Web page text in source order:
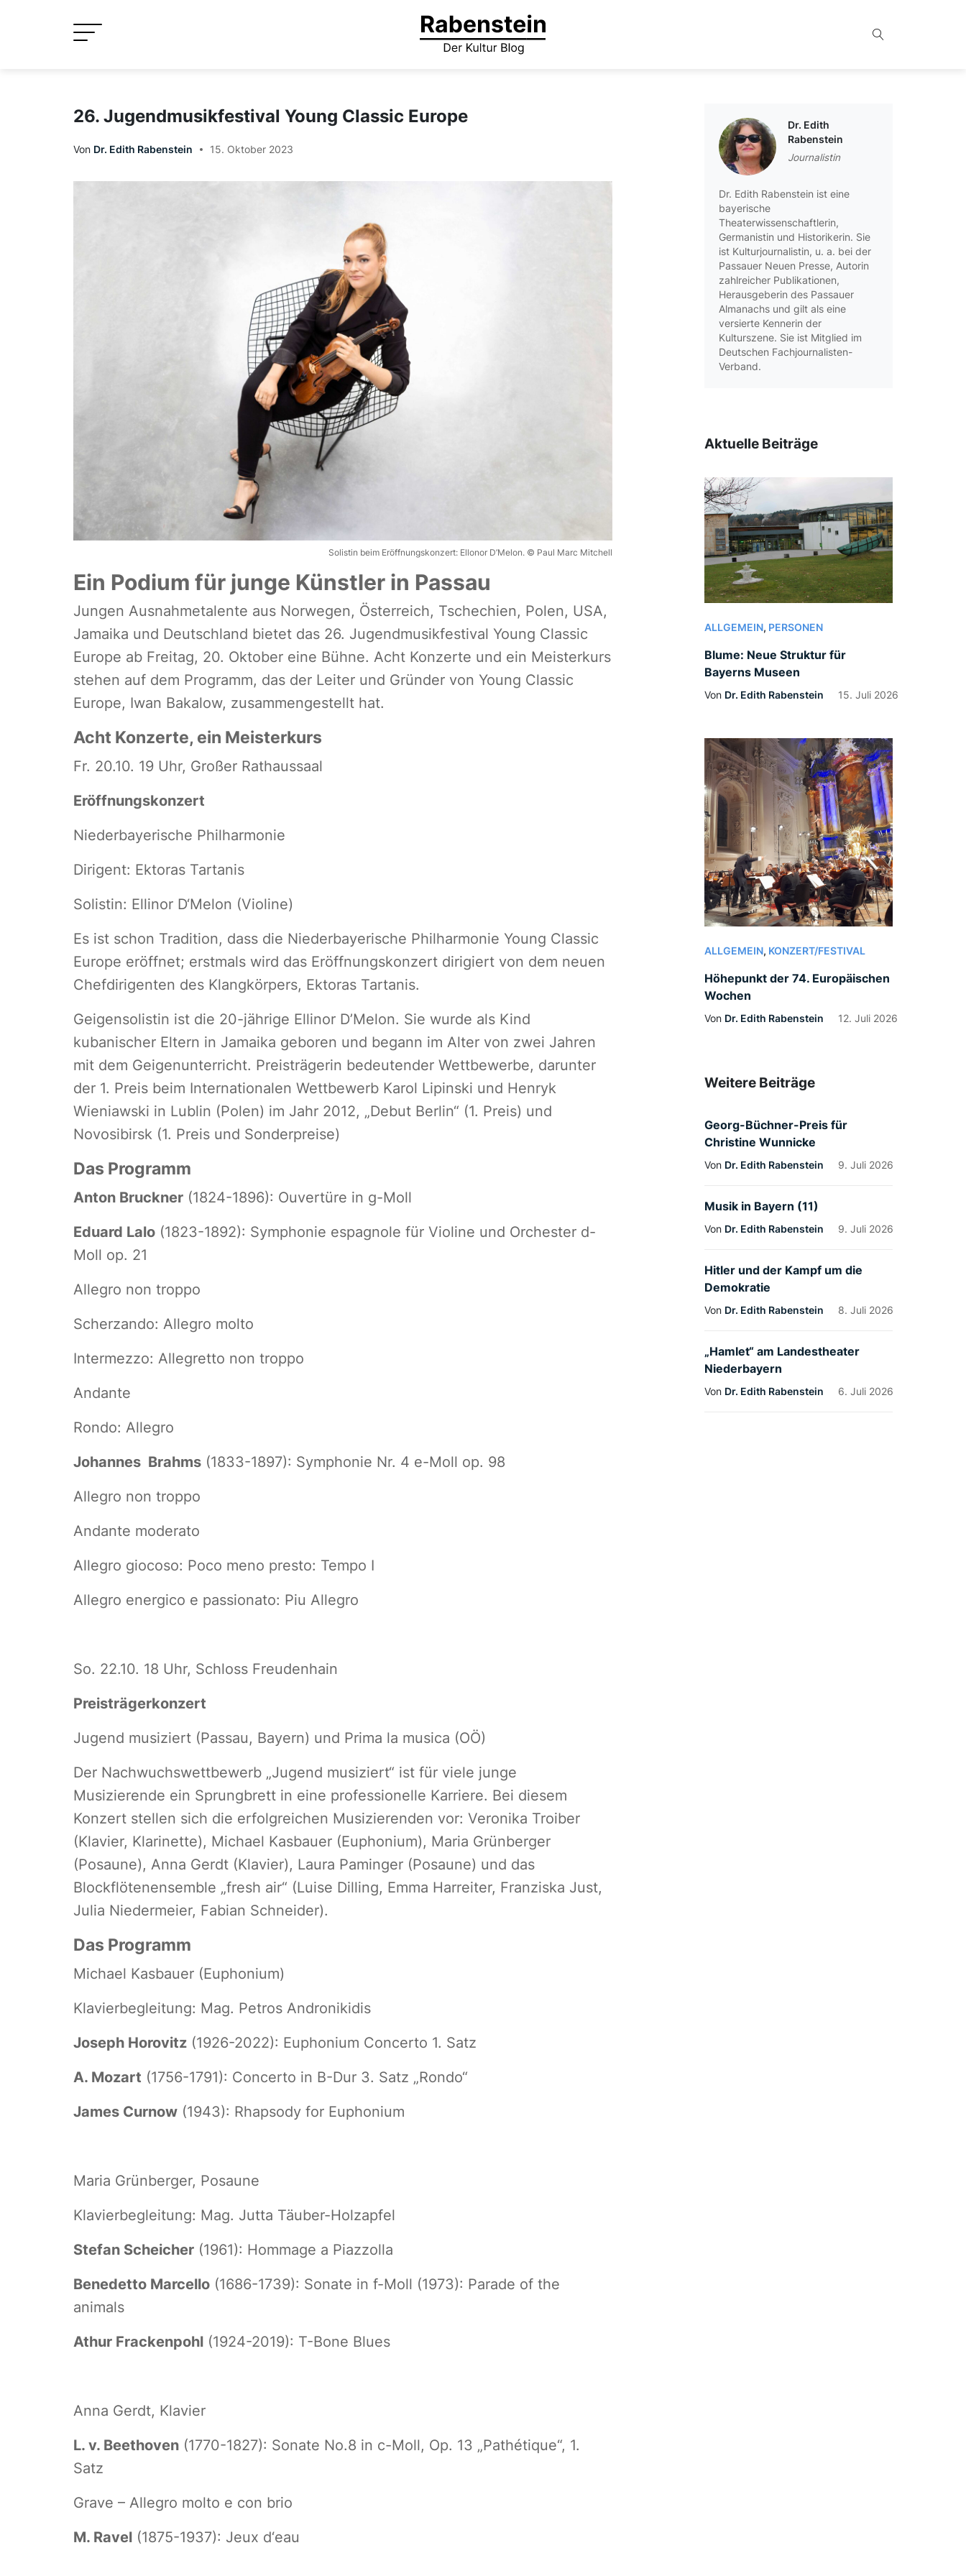
26. Jugendmusikfestival Young Classic Europe
Von Dr. Edith Rabenstein 15. Oktober 2023
Solistin beim Eröffnungskonzert: Ellonor D’Melon. © Paul Marc Mitchell
Ein Podium für junge Künstler in Passau
Jungen Ausnahmetalente aus Norwegen, Österreich, Tschechien, Polen, USA,
Jamaika und Deutschland bietet das 26. Jugendmusikfestival Young Classic
Europe ab Freitag, 20. Oktober eine Bühne. Acht Konzerte und ein Meisterkurs
stehen auf dem Programm, das der Leiter und Gründer von Young Classic
Europe, Iwan Bakalow, zusammengestellt hat.
Acht Konzerte, ein Meisterkurs
Fr. 20.10. 19 Uhr, Großer Rathaussaal
Eröffnungskonzert
Niederbayerische Philharmonie
Dirigent: Ektoras Tartanis
Solistin: Ellinor D‘Melon (Violine)
Es ist schon Tradition, dass die Niederbayerische Philharmonie Young Classic
Europe eröffnet; erstmals wird das Eröffnungskonzert dirigiert von dem neuen
Chefdirigenten des Klangkörpers, Ektoras Tartanis.
Geigensolistin ist die 20-jährige Ellinor D’Melon. Sie wurde als Kind
kubanischer Eltern in Jamaika geboren und begann im Alter von zwei Jahren
mit dem Geigenunterricht. Preisträgerin bedeutender Wettbewerbe, darunter
der 1. Preis beim Internationalen Wettbewerb Karol Lipinski und Henryk
Wieniawski in Lublin (Polen) im Jahr 2012, „Debut Berlin“ (1. Preis) und
Novosibirsk (1. Preis und Sonderpreise)
Das Programm
Anton Bruckner (1824-1896): Ouvertüre in g-Moll
Eduard Lalo (1823-1892): Symphonie espagnole für Violine und Orchester d-
Moll op. 21
Allegro non troppo
Scherzando: Allegro molto
Intermezzo: Allegretto non troppo
Andante
Rondo: Allegro
Johannes Brahms (1833-1897): Symphonie Nr. 4 e-Moll op. 98
Allegro non troppo
Andante moderato
Allegro giocoso: Poco meno presto: Tempo I
Allegro energico e passionato: Piu Allegro
So. 22.10. 18 Uhr, Schloss Freudenhain
Preisträgerkonzert
Jugend musiziert (Passau, Bayern) und Prima la musica (OÖ)
Der Nachwuchswettbewerb „Jugend musiziert“ ist für viele junge
Musizierende ein Sprungbrett in eine professionelle Karriere. Bei diesem
Konzert stellen sich die erfolgreichen Musizierenden vor: Veronika Troiber
(Klavier, Klarinette), Michael Kasbauer (Euphonium), Maria Grünberger
(Posaune), Anna Gerdt (Klavier), Laura Paminger (Posaune) und das
Blockflötenensemble „fresh air“ (Luise Dilling, Emma Harreiter, Franziska Just,
Julia Niedermeier, Fabian Schneider).
Das Programm
Michael Kasbauer (Euphonium)
Klavierbegleitung: Mag. Petros Andronikidis
Joseph Horovitz (1926-2022): Euphonium Concerto 1. Satz
A. Mozart (1756-1791): Concerto in B-Dur 3. Satz „Rondo“
James Curnow (1943): Rhapsody for Euphonium
Maria Grünberger, Posaune
Klavierbegleitung: Mag. Jutta Täuber-Holzapfel
Stefan Scheicher (1961): Hommage a Piazzolla
Benedetto Marcello (1686-1739): Sonate in f-Moll (1973): Parade of the
animals
Athur Frackenpohl (1924-2019): T-Bone Blues
Anna Gerdt, Klavier
L. v. Beethoven (1770-1827): Sonate No.8 in c-Moll, Op. 13 „Pathétique“, 1.
Satz
Grave – Allegro molto e con brio
M. Ravel (1875-1937): Jeux d‘eau
Dr. Edith
Rabenstein
Journalistin
Dr. Edith Rabenstein ist eine
bayerische
Theaterwissenschaftlerin,
Germanistin und Historikerin. Sie
ist Kulturjournalistin, u. a. bei der
Passauer Neuen Presse, Autorin
zahlreicher Publikationen,
Herausgeberin des Passauer
Almanachs und gilt als eine
versierte Kennerin der
Kulturszene. Sie ist Mitglied im
Deutschen Fachjournalisten-
Verband.
Aktuelle Beiträge
ALLGEMEIN, PERSONEN
Blume: Neue Struktur für
Bayerns Museen
Von Dr. Edith Rabenstein 15. Juli 2026
ALLGEMEIN, KONZERT/FESTIVAL
Höhepunkt der 74. Europäischen
Wochen
Von Dr. Edith Rabenstein 12. Juli 2026
Weitere Beiträge
Georg-Büchner-Preis für
Christine Wunnicke
Von Dr. Edith Rabenstein 9. Juli 2026
Musik in Bayern (11)
Von Dr. Edith Rabenstein 9. Juli 2026
Hitler und der Kampf um die
Demokratie
Von Dr. Edith Rabenstein 8. Juli 2026
„Hamlet“ am Landestheater
Niederbayern
Von Dr. Edith Rabenstein 6. Juli 2026